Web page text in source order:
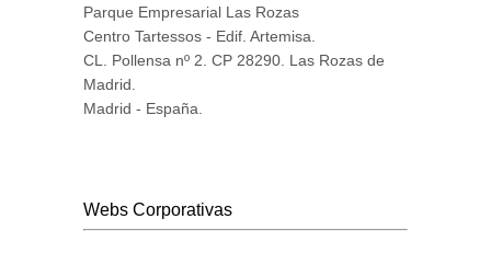
Parque Empresarial Las Rozas
Centro Tartessos - Edif. Artemisa.
CL. Pollensa nº 2. CP 28290. Las Rozas de
Madrid.
Madrid - España.
Webs Corporativas